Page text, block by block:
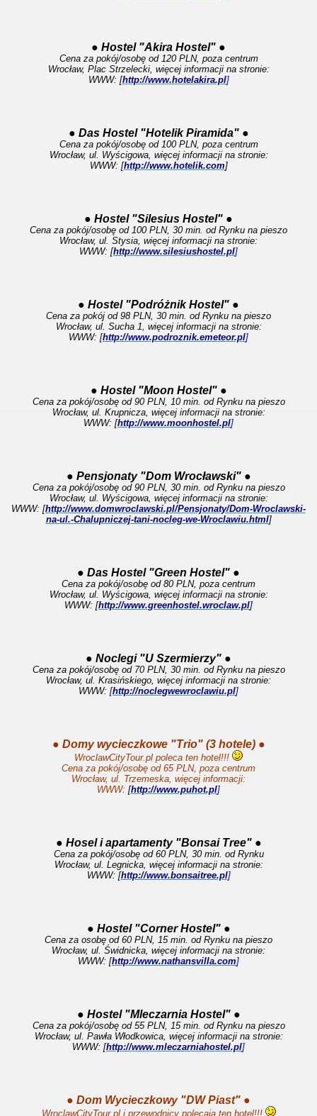
● Hostel "Akira Hostel" ●
Cena za pokój/osobę od 120 PLN, poza centrum
Wrocław, Plac Strzelecki, więcej informacji na stronie:
WWW: [http://www.hotelakira.pl]
● Das Hostel "Hotelik Piramida" ●
Cena za pokój/osobę od 100 PLN, poza centrum
Wrocław, ul. Wyścigowa, więcej informacji na stronie:
WWW: [http://www.hotelik.com]
● Hostel "Silesius Hostel" ●
Cena za pokój/osobę od 100 PLN, 30 min. od Rynku na pieszo
Wrocław, ul. Stysia, więcej informacji na stronie:
WWW: [http://www.silesiushostel.pl]
● Hostel "Podróżnik Hostel" ●
Cena za pokój od 98 PLN, 30 min. od Rynku na pieszo
Wrocław, ul. Sucha 1, więcej informacji na stronie:
WWW: [http://www.podroznik.emeteor.pl]
● Hostel "Moon Hostel" ●
Cena za pokój/osobę od 90 PLN, 10 min. od Rynku na pieszo
Wrocław, ul. Krupnicza, więcej informacji na stronie:
WWW: [http://www.moonhostel.pl]
● Pensjonaty "Dom Wrocławski" ●
Cena za pokój/osobę od 90 PLN, 30 min. od Rynku na pieszo
Wrocław, ul. Wyścigowa, więcej informacji na stronie:
WWW: [http://www.domwroclawski.pl/Pensjonaty/Dom-Wroclawski-
na-ul.-Chalupniczej-tani-nocleg-we-Wroclawiu.html]
● Das Hostel "Green Hostel" ●
Cena za pokój/osobę od 80 PLN, poza centrum
Wrocław, ul. Wyścigowa, więcej informacji na stronie:
WWW: [http://www.greenhostel.wroclaw.pl]
● Noclegi "U Szermierzy" ●
Cena za pokój/osobę od 70 PLN, 30 min. od Rynku na pieszo
Wrocław, ul. Krasińskiego, więcej informacji na stronie:
WWW: [http://noclegwewroclawiu.pl]
● Domy wycieczkowe "Trio" (3 hotele) ●
WroclawCityTour.pl poleca ten hotel!!!
Cena za pokój/osobę od 65 PLN, poza centrum
Wrocław, ul. Trzemeska, więcej informacji:
WWW: [http://www.puhot.pl]
● Hosel i apartamenty "Bonsai Tree" ●
Cena za pokój/osobę od 60 PLN, 30 min. od Rynku
Wrocław, ul. Legnicka, więcej informacji na stronie:
WWW: [http://www.bonsaitree.pl]
● Hostel "Corner Hostel" ●
Cena za osobę od 60 PLN, 15 min. od Rynku na pieszo
Wrocław, ul. Świdnicka, więcej informacji na stronie:
WWW: [http://www.nathansvilla.com]
● Hostel "Mleczarnia Hostel" ●
Cena za pokój/osobę od 55 PLN, 15 min. od Rynku na pieszo
Wrocław, ul. Pawła Włodkowica, więcej informacji na stronie:
WWW: [http://www.mleczarniahostel.pl]
● Dom Wycieczkowy "DW Piast" ●
WroclawCityTour.pl i przewodnicy polecają ten hotel!!!